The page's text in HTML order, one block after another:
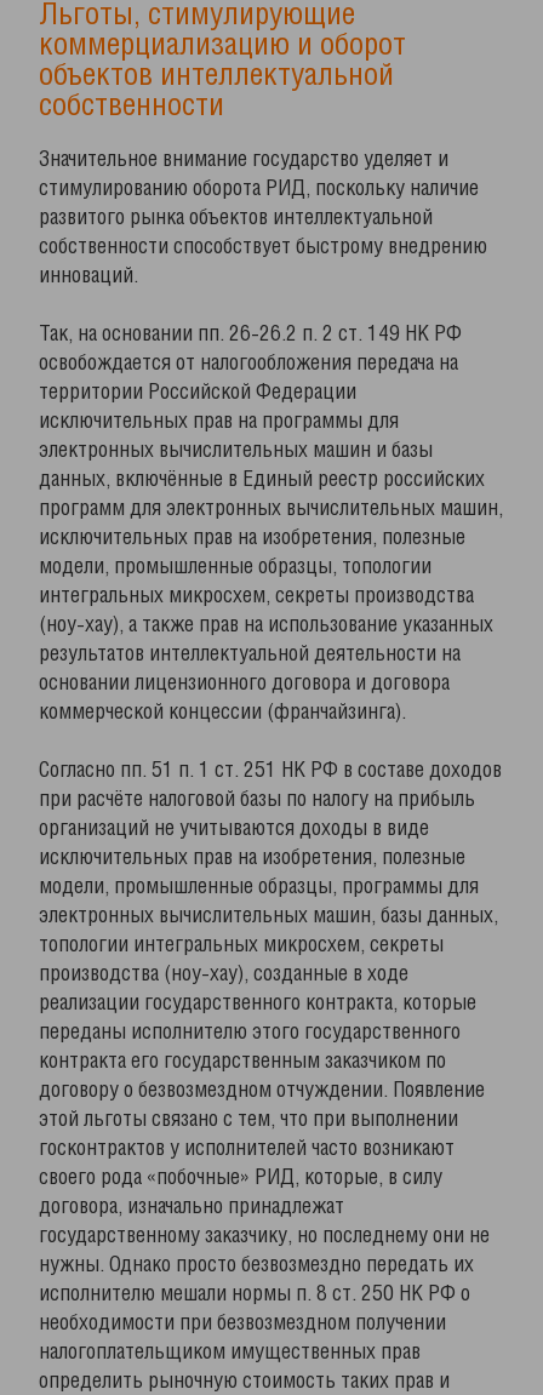
Льготы, стимулирующие
коммерциализацию и оборот
объектов интеллектуальной
собственности
Значительное внимание государство уделяет и
стимулированию оборота РИД, поскольку наличие
развитого рынка объектов интеллектуальной
собственности способствует быстрому внедрению
инноваций.
Так, на основании пп. 26-26.2 п. 2 ст. 149 НК РФ
освобождается от налогообложения передача на
территории Российской Федерации
исключительных прав на программы для
электронных вычислительных машин и базы
данных, включённые в Единый реестр российских
программ для электронных вычислительных машин,
исключительных прав на изобретения, полезные
модели, промышленные образцы, топологии
интегральных микросхем, секреты производства
(ноу-хау), а также прав на использование указанных
результатов интеллектуальной деятельности на
основании лицензионного договора и договора
коммерческой концессии (франчайзинга).
Согласно пп. 51 п. 1 ст. 251 НК РФ в составе доходов
при расчёте налоговой базы по налогу на прибыль
организаций не учитываются доходы в виде
исключительных прав на изобретения, полезные
модели, промышленные образцы, программы для
электронных вычислительных машин, базы данных,
топологии интегральных микросхем, секреты
производства (ноу-хау), созданные в ходе
реализации государственного контракта, которые
переданы исполнителю этого государственного
контракта его государственным заказчиком по
договору о безвозмездном отчуждении. Появление
этой льготы связано с тем, что при выполнении
госконтрактов у исполнителей часто возникают
своего рода «побочные» РИД, которые, в силу
договора, изначально принадлежат
государственному заказчику, но последнему они не
нужны. Однако просто безвозмездно передать их
исполнителю мешали нормы п. 8 ст. 250 НК РФ о
необходимости при безвозмездном получении
налогоплательщиком имущественных прав
определить рыночную стоимость таких прав и